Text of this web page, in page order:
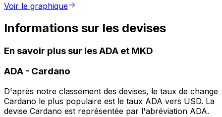
Voir le graphique
Informations sur les devises
En savoir plus sur les ADA et MKD
ADA - Cardano
D'après notre classement des devises, le taux de change
Cardano le plus populaire est le taux ADA vers USD. La
devise Cardano est représentée par l'abréviation ADA.